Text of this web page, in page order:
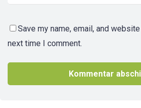
Save my name, email, and
next time I comment.